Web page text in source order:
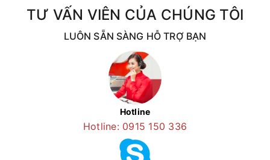
TƯ VẤN VIÊN CỦA CHÚNG TÔI
LUÔN SẴN SÀNG HỖ TRỢ BẠN
Hotline
Hotline: 0915 150 336